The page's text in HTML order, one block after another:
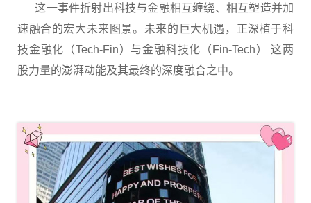
这一事件折射出科技与金融相互缠绕、相互塑造并加
速融合的宏大未来图景。未来的巨大机遇，正深植于科
技金融化（Tech-Fin）与金融科技化（Fin-Tech） 这两
股力量的澎湃动能及其最终的深度融合之中。